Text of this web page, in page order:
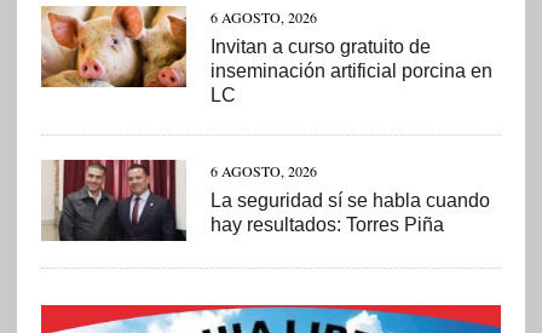
6 AGOSTO, 2026
Invitan a curso gratuito de
inseminación artificial porcina en
LC
6 AGOSTO, 2026
La seguridad sí se habla cuando
hay resultados: Torres Piña